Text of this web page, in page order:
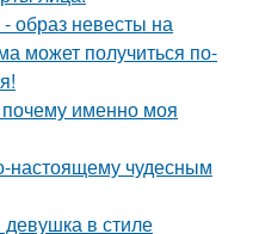
образ невесты на
может получиться по-
именно моя
настоящему чудесным
в стиле